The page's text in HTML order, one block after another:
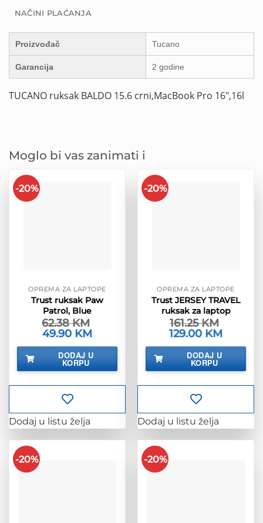
NAČINI PLAĆANJA
Proizvođač Tucano
Garancija 2 godine
TUCANO ruksak BALDO 15.6 crni,MacBook Pro 16″,16l
Moglo bi vas zanimati i
-20%
OPREMA ZA LAPTOPE
Trust ruksak Paw
Patrol, Blue
62.38KM
Izvorna
cijena
bila
62.38 KM.
49.90 KM
je:
49.90 KM.
DODAJ U
KORPU
Dodaj u listu želja
-20%
OPREMA ZA LAPTOPE
Trust JERSEY TRAVEL
ruksak za laptop
161.25KM
Izvorna
cijena
bila
161.25 KM.
129.00 KM
je:
DODAJ U
KORPU
Dodaj u listu želja
-20% -20%